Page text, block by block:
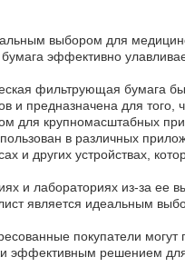
выбором для
эффективно
фильтрующая бумага
и предназначена для
для крупномасштабных
в различных
и других устройствах,
и лабораториях из-за ее
является идеальным
покупатели могут
эффективным решением